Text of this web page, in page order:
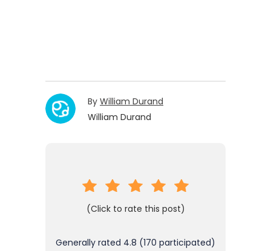
By William Durand
William Durand
(Click to rate this post)
Generally rated 4.8 (170 participated)